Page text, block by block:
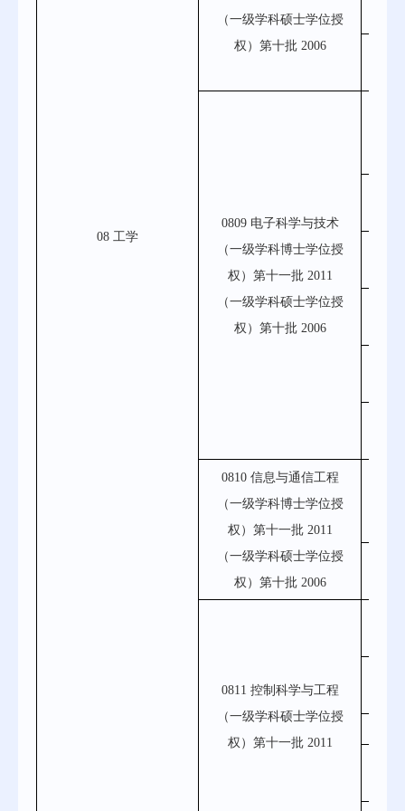
08 工学
（一级学科硕士学位授
权）第十批 2006
0809 电子科学与技术
（一级学科博士学位授
权）第十一批 2011
（一级学科硕士学位授
权）第十批 2006
0810 信息与通信工程
（一级学科博士学位授
权）第十一批 2011
（一级学科硕士学位授
权）第十批 2006
0811 控制科学与工程
（一级学科硕士学位授
权）第十一批 2011